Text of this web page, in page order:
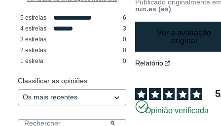
5 estrelas
6
4 estrelas
3
3 estrelas
0
2 estrelas
0
1 estrela 0
Classificar as opiniões
Publicado originalmente
run.es (es)
Ver a avaliação
original
Relatório
5
Opinião verificada